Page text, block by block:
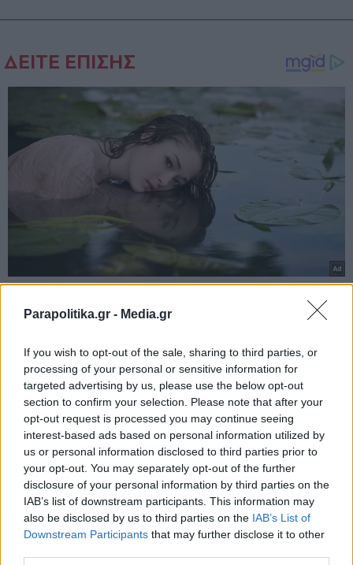
Parapolitika.gr - Media.gr
If you wish to opt-out of the sale, sharing to third parties, or
processing of your personal or sensitive information for
targeted advertising by us, please use the below opt-out
section to confirm your selection. Please note that after your
opt-out request is processed you may continue seeing
interest-based ads based on personal information utilized by
us or personal information disclosed to third parties prior to
your opt-out. You may separately opt-out of the further
disclosure of your personal information by third parties on the
IAB’s list of downstream participants. This information may
also be disclosed by us to third parties on the IAB’s List of
Downstream Participants that may further disclose it to other
Εγγραφή στο newsletter